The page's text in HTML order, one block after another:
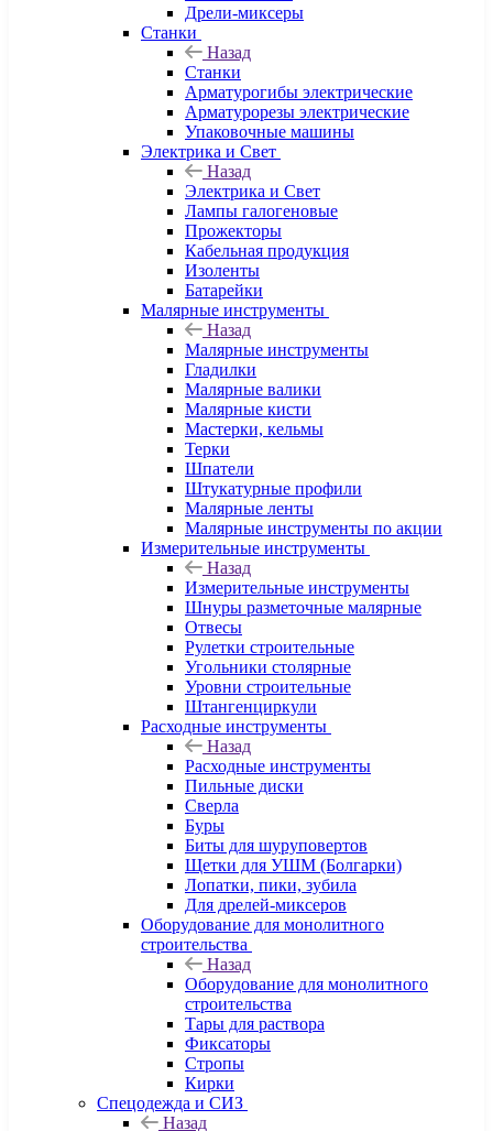
Дрели-миксеры
Станки
Назад
Станки
Арматурогибы электрические
Арматурорезы электрические
Упаковочные машины
Электрика и Свет
Назад
Электрика и Свет
Лампы галогеновые
Прожекторы
Кабельная продукция
Изоленты
Батарейки
Малярные инструменты
Назад
Малярные инструменты
Гладилки
Малярные валики
Малярные кисти
Мастерки, кельмы
Терки
Шпатели
Штукатурные профили
Малярные ленты
Малярные инструменты по акции
Измерительные инструменты
Назад
Измерительные инструменты
Шнуры разметочные малярные
Отвесы
Рулетки строительные
Угольники столярные
Уровни строительные
Штангенциркули
Расходные инструменты
Назад
Расходные инструменты
Пильные диски
Сверла
Буры
Биты для шуруповертов
Щетки для УШМ (Болгарки)
Лопатки, пики, зубила
Для дрелей-миксеров
Оборудование для монолитного
строительства
Назад
Оборудование для монолитного
строительства
Тары для раствора
Фиксаторы
Стропы
Кирки
Спецодежда и СИЗ
Назад